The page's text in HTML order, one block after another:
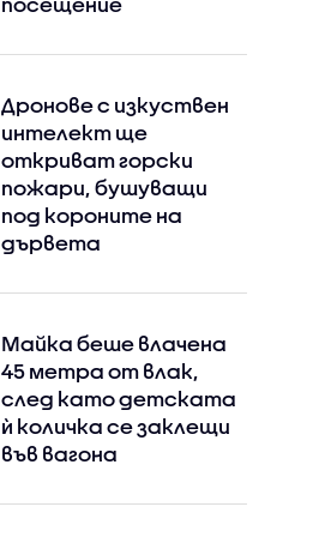
Дронове с изкуствен
интелект ще
откриват горски
пожари, бушуващи
под короните на
дървета
Майка беше влачена
45 метра от влак,
след като детската
ѝ количка се заклещи
във вагона